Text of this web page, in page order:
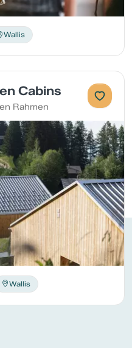
Wallis
Cabins
Rahmen
Wallis